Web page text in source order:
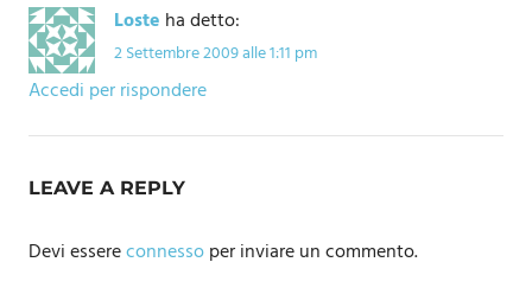
Loste ha detto:
2 Settembre 2009 alle 1:11 pm
Accedi per rispondere
LEAVE A REPLY
Devi essereconnessoper inviare un commento.